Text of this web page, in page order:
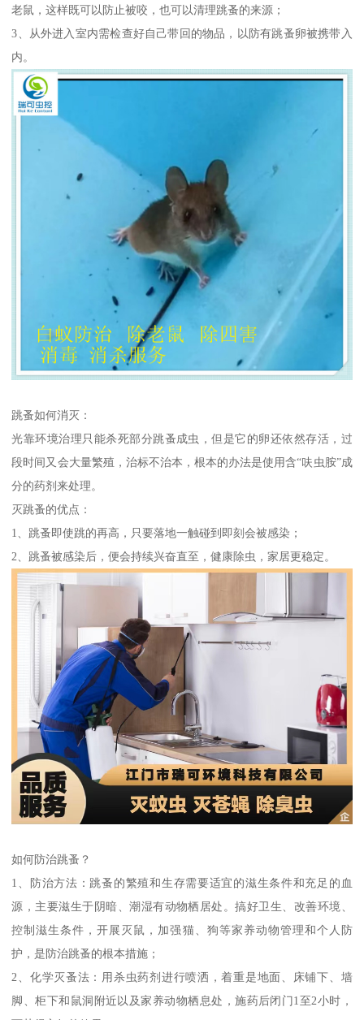
老鼠，这样既可以防止被咬，也可以清理跳蚤的来源；
3、从外进入室内需检查好自己带回的物品，以防有跳蚤卵被携带入
内。
跳蚤如何消灭：
光靠环境治理只能杀死部分跳蚤成虫，但是它的卵还依然存活，过
段时间又会大量繁殖，治标不治本，根本的办法是使用含“呋虫胺”成
分的药剂来处理。
灭跳蚤的优点：
1、跳蚤即使跳的再高，只要落地一触碰到即刻会被感染；
2、跳蚤被感染后，便会持续兴奋直至，健康除虫，家居更稳定。
如何防治跳蚤？
1、防治方法：跳蚤的繁殖和生存需要适宜的滋生条件和充足的血
源，主要滋生于阴暗、潮湿有动物栖居处。搞好卫生、改善环境、
控制滋生条件，开展灭鼠，加强猫、狗等家养动物管理和个人防
护，是防治跳蚤的根本措施；
2、化学灭蚤法：用杀虫药剂进行喷洒，着重是地面、床铺下、墙
脚、柜下和鼠洞附近以及家养动物栖息处，施药后闭门1至2小时，